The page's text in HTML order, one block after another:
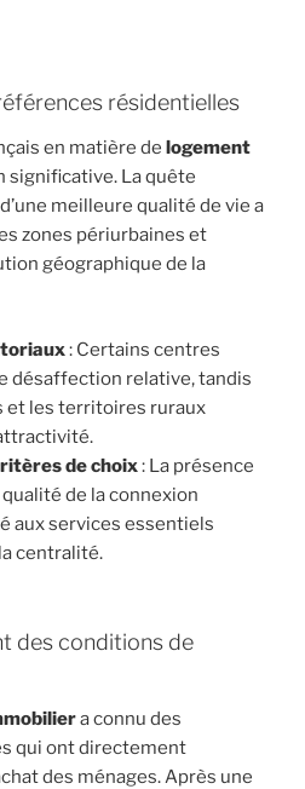
résidentielles
en matière de logement
significative. La quête
meilleure qualité de vie a
zones périurbaines et
géographique de la
: Certains centres
désaffection relative, tandis
et les territoires ruraux
de choix: La présence
de la connexion
aux services essentiels
centralité.
des conditions de
a connu des
qui ont directement
des ménages. Après une